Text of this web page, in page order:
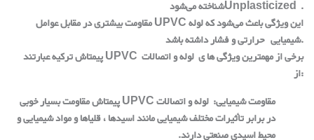
Unplasticizedشناخته می‌شود
.
این ویژگی باعث می‌شود که لولهUPVCمقاومت بیشتری در مقابل عوامل
شیمیایی حرارتی و فشار داشته باشد
.
برخی از مهمترین ویژگی ها ی لوله و اتصالات UPVCپیمتاش ترکیه عبارتند
از:
مقاومت شیمیایی: لوله و اتصالاتUPVCپیمتاش مقاومت بسیار خوبی
در برابر تأثیرات مختلف شیمیایی مانند اسیدها ، قلیاها و مواد شیمیایی و
محیط اسیدی صنعتی دارند.